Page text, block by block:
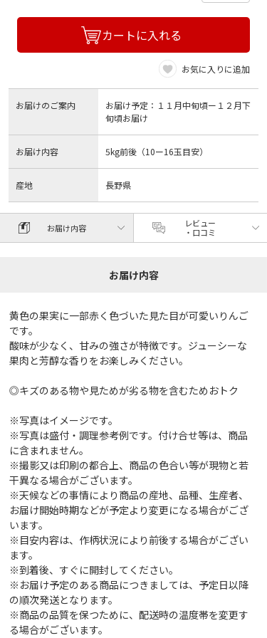
カートに入れる
お気に入りに追加
お届けのご案内
お届け予定：１１月中旬頃ー１２月下
旬頃お届け
お届け内容 5kg前後（10ー16玉目安）
産地 長野県
お届け内容
レビュー
・口コミ
お届け内容
黄色の果実に一部赤く色づいた見た目が可愛いりんご
です。
酸味が少なく、甘みの強さが特徴です。ジューシーな
果肉と芳醇な香りをお楽しみください。
◎キズのある物や見ためが劣る物を含むためおトク
※写真はイメージです。
※写真は盛付・調理参考例です。付け合せ等は、商品
に含まれません。
※撮影又は印刷の都合上、商品の色合い等が現物と若
干異なる場合がございます。
※天候などの事情により商品の産地、品種、生産者、
お届け開始時期などが予定より変更になる場合がござ
います。
※目安内容は、作柄状況により前後する場合がござい
ます。
※到着後、すぐに開封してください。
※お届け予定のある商品につきましては、予定日以降
の順次発送となります。
※商品の品質を保つために、配送時の温度帯を変更す
る場合がございます。